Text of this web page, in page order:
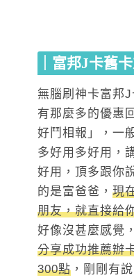
｜富邦J卡舊
無腦刷神卡富邦
有那麼多的優惠
好鬥相報」，一
多好用多好用，
好用，頂多跟你
的是富爸爸， 現
朋友，就直接給
好像沒甚麼感覺
分享成功推薦辦
300點 ，剛剛有